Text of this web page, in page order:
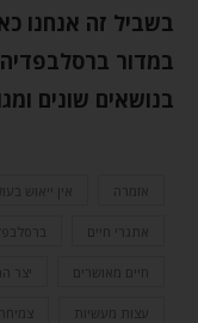
בשביל זה אנחנו
במדור ברסלבפדיה
בנושאים שונים
אזמרה אין ייאוש
אתגרי חיים
חיים מאושרים יצר
עצות מעשיות